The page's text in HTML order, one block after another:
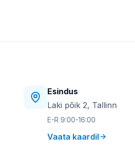
Esindus
Laki põik 2, Tallinn
E-R 9:00-16:00
Vaata kaardil